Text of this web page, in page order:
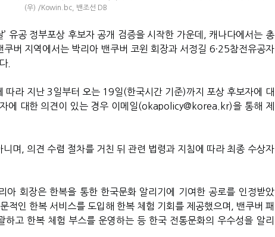
(우) /Kowin.bc, 밴조선 DB
유공 정부포상 후보자 공개 검증을 시작한 가운데, 캐나다에서는 총
버 지역에서는 박리아 밴쿠버 코윈 회장과 서정길 6·25참전유공자
.
따라 지난 3일부터 오는 19일(한국시간 기준)까지 포상 후보자에 대
에 대한 의견이 있는 경우 이메일(okapolicy@korea.kr)을 통해 제
며, 의견 수렴 절차를 거친 뒤 관련 법령과 지침에 따라 최종 수상자
아 회장은 한복을 통한 한국문화 알리기에 기여한 공로를 인정받았
적인 한복 서비스를 도입해 한복 체험 기회를 제공했으며, 밴쿠버 패
하고 한복 체험 부스를 운영하는 등 한국 전통문화의 우수성을 알리